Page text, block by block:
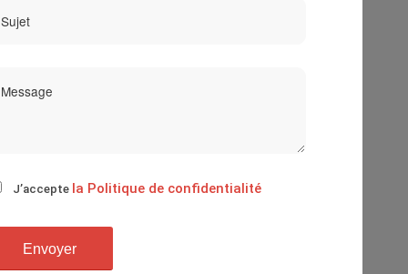
J’accepte la Politique de confidentialité